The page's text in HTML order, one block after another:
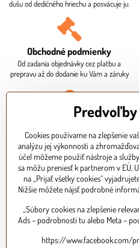
dušu od dedičného hriechu a posväcuje ju.
Obchodné podmienky
Od zadania objednávky cez platbu a
prepravu až do dodanie ku Vám a záruky
Čo je potrebné ku krstu? Aká je dodacia
doba? Ako mi bude doručený balík? Ako
zaplatím za objednávku?
Expresné doručenie
Cookies používame na zlepšenie
analýzu jej výkonnosti a
účel môžeme použiť nástroje a
sa môžu preniesť k partnerom v EÚ,
na „Prijať všetky cookies“
Nižšie môžete nájsť podrobné
„Súbory cookies na zlepšenie
Ads – podrobnosti tu alebo Meta –
https://www.facebook.com/